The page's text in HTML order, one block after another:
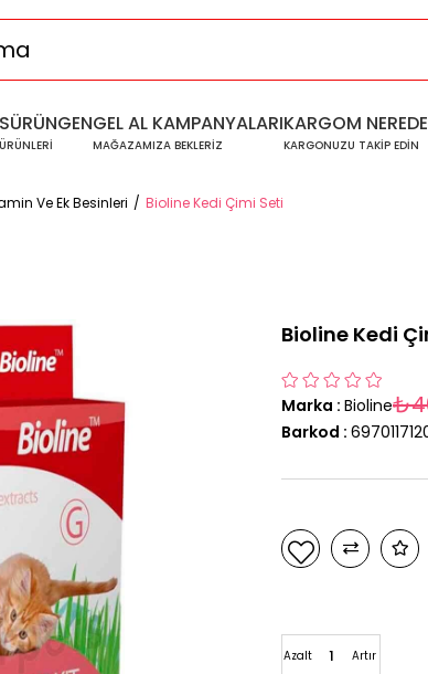
SÜRÜNGEN
ÜRÜNLERİ
GEL AL KAMPANYALARI
MAĞAZAMIZA BEKLERİZ
KARGOM
KARGONUZU TAKİP EDİN
Ve Ek Besinleri Bioline Kedi Çimi Seti
Bioline Kedi
Marka : Bioline
Barkod :
Artır
Azalt